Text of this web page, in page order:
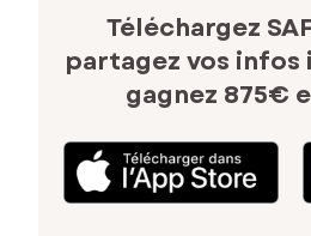
Téléchargez
partagez vos
gagnez 875€